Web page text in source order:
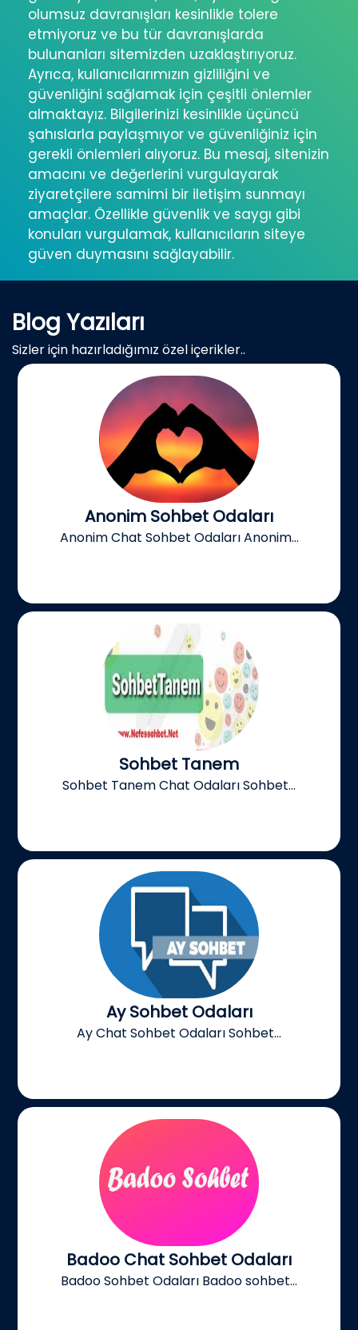
olumsuz davranışları kesinlikle tolere
etmiyoruz ve bu tür davranışlarda
bulunanları sitemizden uzaklaştırıyoruz.
Ayrıca, kullanıcılarımızın gizliliğini ve
güvenliğini sağlamak için çeşitli önlemler
almaktayız. Bilgilerinizi kesinlikle üçüncü
şahıslarla paylaşmıyor ve güvenliğiniz için
gerekli önlemleri alıyoruz. Bu mesaj, sitenizin
amacını ve değerlerini vurgulayarak
ziyaretçilere samimi bir iletişim sunmayı
amaçlar. Özellikle güvenlik ve saygı gibi
konuları vurgulamak, kullanıcıların siteye
güven duymasını sağlayabilir.
Blog Yazıları
Sizler için hazırladığımız özel içerikler..
Anonim Sohbet Odaları
Anonim Chat Sohbet Odaları Anonim...
Sohbet Tanem
Sohbet Tanem Chat Odaları Sohbet...
Ay Sohbet Odaları
Ay Chat Sohbet Odaları Sohbet...
Badoo Chat Sohbet Odaları
Badoo Sohbet Odaları Badoo sohbet...